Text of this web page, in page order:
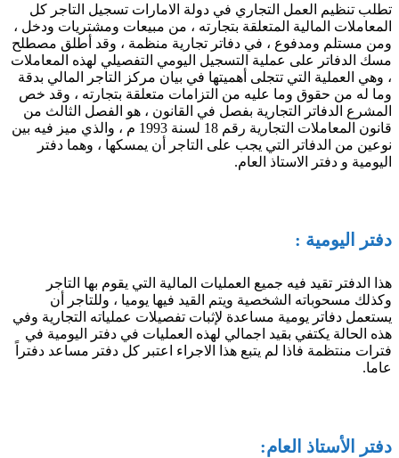
تطلب تنظيم العمل التجاري في دولة الامارات تسجيل التاجر كل
المعاملات المالية المتعلقة بتجارته ، من مبيعات ومشتريات ودخل ،
ومن مستلم ومدفوع ، في دفاتر تجارية منظمة ، وقد أطلق مصطلح
مسك الدفاتر على عملية التسجيل اليومي التفصيلي لهذه المعاملات
، وهي العملية التي تتجلى أهميتها في بيان مركز التاجر المالي بدقة
وما له من حقوق وما عليه من التزامات متعلقة بتجارته ، وقد خص
المشرع الدفاتر التجارية بفصل في القانون ، هو الفصل الثالث من
قانون المعاملات التجارية رقم 18 لسنة 1993 م ، والذي ميز فيه بين
نوعين من الدفاتر التي يجب على التاجر أن يمسكها ، وهما دفتر
اليومية و دفتر الاستاذ العام.
دفتر اليومية :
هذا الدفتر تقيد فيه جميع العمليات المالية التي يقوم بها التاجر
وكذلك مسحوباته الشخصية ويتم القيد فيها يوميا ، وللتاجر أن
يستعمل دفاتر يومية مساعدة لإثبات تفصيلات عملياته التجارية وفي
هذه الحالة يكتفي بقيد اجمالي لهذه العمليات في دفتر اليومية في
فترات منتظمة فاذا لم يتبع هذا الاجراء اعتبر كل دفتر مساعد دفتراً
عاما.
دفتر الأستاذ العام: